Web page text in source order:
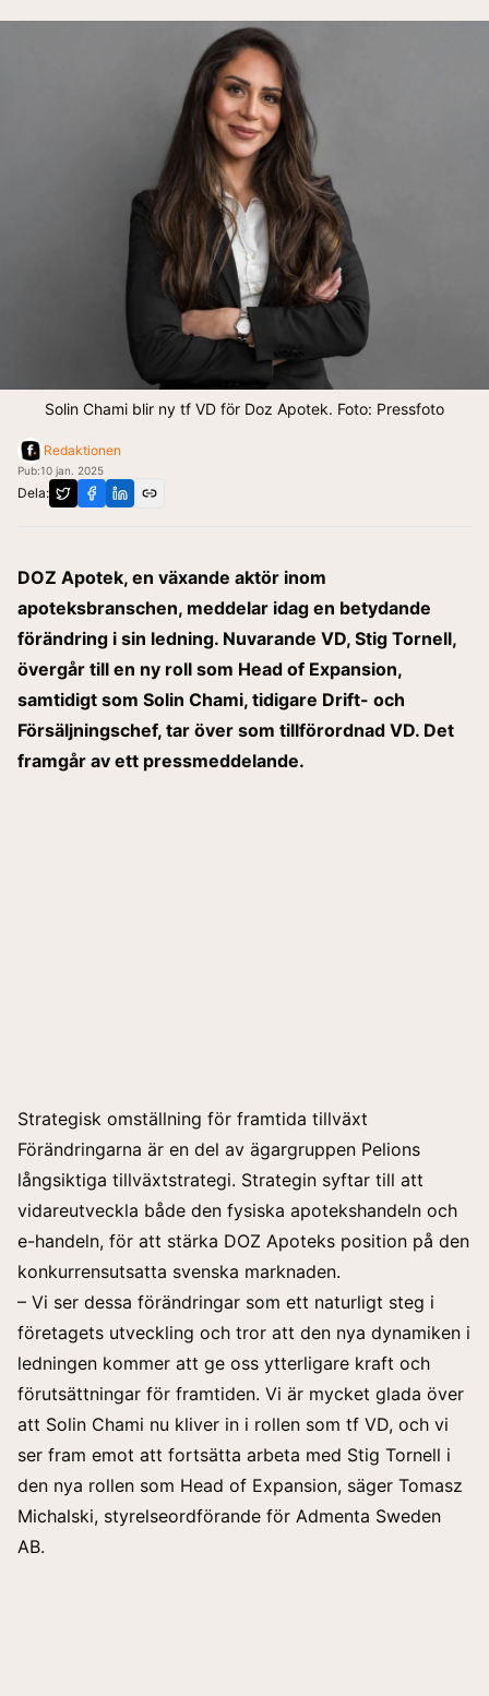
Solin Chami blir ny tf VD för Doz Apotek. Foto: Pressfoto
Redaktionen
Pub:10 jan. 2025
Dela:
DOZ Apotek, en växande aktör inom
apoteksbranschen, meddelar idag en betydande
förändring i sin ledning. Nuvarande VD, Stig Tornell,
övergår till en ny roll som Head of Expansion,
samtidigt som Solin Chami, tidigare Drift- och
Försäljningschef, tar över som tillförordnad VD. Det
framgår av ett pressmeddelande.
Strategisk omställning för framtida tillväxt
Förändringarna är en del av ägargruppen Pelions
långsiktiga tillväxtstrategi. Strategin syftar till att
vidareutveckla både den fysiska apotekshandeln och
e-handeln, för att stärka DOZ Apoteks position på den
konkurrensutsatta svenska marknaden.
– Vi ser dessa förändringar som ett naturligt steg i
företagets utveckling och tror att den nya dynamiken i
ledningen kommer att ge oss ytterligare kraft och
förutsättningar för framtiden. Vi är mycket glada över
att Solin Chami nu kliver in i rollen som tf VD, och vi
ser fram emot att fortsätta arbeta med Stig Tornell i
den nya rollen som Head of Expansion, säger Tomasz
Michalski, styrelseordförande för Admenta Sweden
AB.